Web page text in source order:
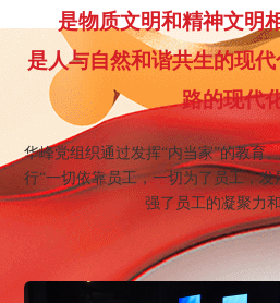
是物质文明和精神文明
是人与自然和谐共生的现
路的现代
华峰党组织通过发挥“内当家”的教育
行“一切依靠员工，一切为了员工，
强了员工的凝聚力